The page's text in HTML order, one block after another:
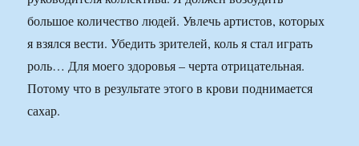
большое количество людей. Увлечь артистов, которых
я взялся вести. Убедить зрителей, коль я стал играть
роль… Для моего здоровья – черта отрицательная.
Потому что в результате этого в крови поднимается
сахар.